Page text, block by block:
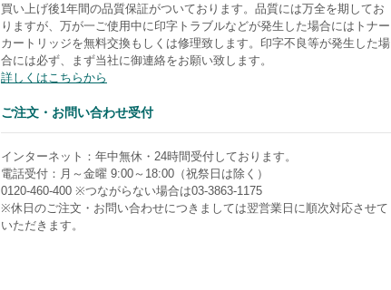
買い上げ後1年間の品質保証がついております。品質には万全を期してお
りますが、万が一ご使用中に印字トラブルなどが発生した場合にはトナー
カートリッジを無料交換もしくは修理致します。印字不良等が発生した場
合には必ず、まず当社に御連絡をお願い致します。
詳しくはこちらから
ご注文・お問い合わせ受付
インターネット：年中無休・24時間受付しております。
電話受付：月～金曜 9:00～18:00（祝祭日は除く）
0120-460-400 ※つながらない場合は03-3863-1175
※休日のご注文・お問い合わせにつきましては翌営業日に順次対応させて
いただきます。